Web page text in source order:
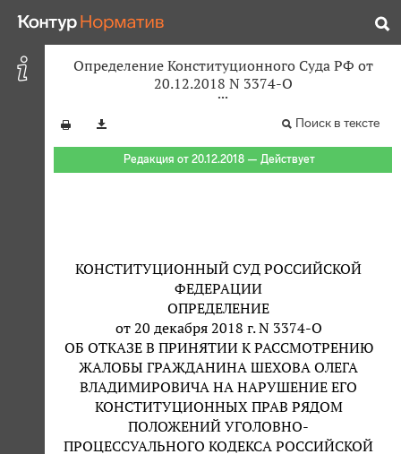
Определение Конституционного Суда РФ от
20.12.2018 N 3374-О
Поиск в тексте
Редакция от 20.12.2018 — Действует
КОНСТИТУЦИОННЫЙ СУД РОССИЙСКОЙ
ФЕДЕРАЦИИ
ОПРЕДЕЛЕНИЕ
от 20 декабря 2018 г. N 3374-О
ОБ ОТКАЗЕ В ПРИНЯТИИ К РАССМОТРЕНИЮ
ЖАЛОБЫ ГРАЖДАНИНА ШЕХОВА ОЛЕГА
ВЛАДИМИРОВИЧА НА НАРУШЕНИЕ ЕГО
КОНСТИТУЦИОННЫХ ПРАВ РЯДОМ
ПОЛОЖЕНИЙ УГОЛОВНО-
ПРОЦЕССУАЛЬНОГО КОДЕКСА РОССИЙСКОЙ